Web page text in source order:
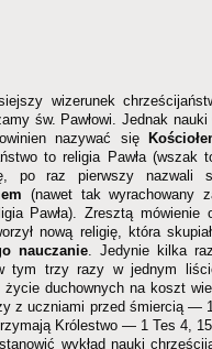
wizerunek
św. Pawłowi. Jednak
nazywać się
to religia Pawła (wszak
po raz pierwszy nazwali
(nawet tak wyrachowany
Pawła). Zresztą
nową religię, która
nauczanie. Jedynie kilka
tym trzy razy w jednym
życie duchownych na koszt
z uczniami przed śmiercią —
Królestwo — 1 Tes 4,
wykład nauki